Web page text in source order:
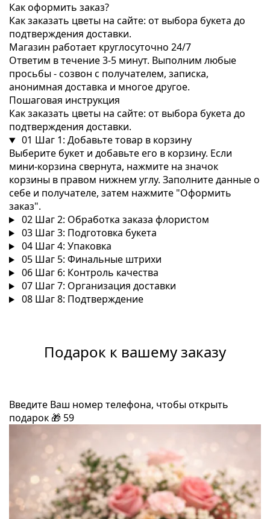
Как оформить заказ?
Как заказать цветы на сайте: от выбора букета до
подтверждения доставки.
Магазин работает круглосуточно 24/7
Ответим в течение 3-5 минут. Выполним любые
просьбы - созвон с получателем, записка,
анонимная доставка и многое другое.
Пошаговая инструкция
Как заказать цветы на сайте: от выбора букета до
подтверждения доставки.
01 Шаг 1: Добавьте товар в корзину
Выберите букет и добавьте его в корзину. Если
мини-корзина свернута, нажмите на значок
корзины в правом нижнем углу. Заполните данные о
себе и получателе, затем нажмите "Оформить
заказ".
02 Шаг 2: Обработка заказа флористом
03 Шаг 3: Подготовка букета
04 Шаг 4: Упаковка
05 Шаг 5: Финальные штрихи
06 Шаг 6: Контроль качества
07 Шаг 7: Организация доставки
08 Шаг 8: Подтверждение
Подарок к вашему заказу
Введите Ваш номер телефона, чтобы открыть
подарок 🎁 59